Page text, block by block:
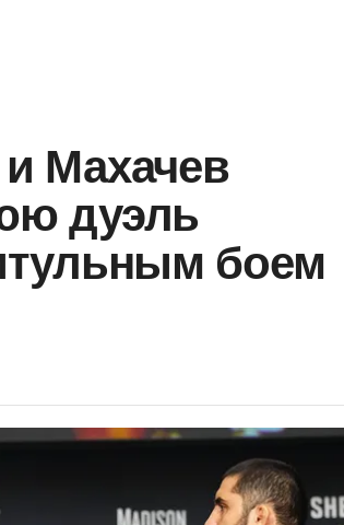
Махачев
дуэль
боем